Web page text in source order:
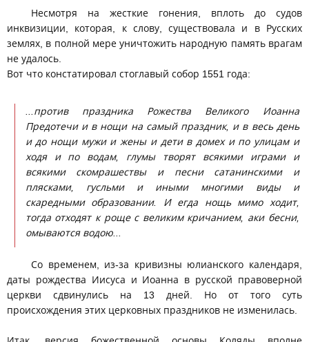
Несмотря на жесткие гонения, вплоть до судов
инквизиции, которая, к слову, существовала и в Русских
землях, в полной мере уничтожить народную память врагам
не удалось.
Вот что констатировал стоглавый собор 1551 года:
...против праздника Рожества Великого Иоанна
Предотечи и в нощи на самый праздник, и в весь день
и до нощи мужи и жены и дети в домех и по улицам и
ходя и по водам, глумы творят всякими играми и
всякими скомрашествы и песни сатанинскими и
плясками, гусльми и иными многими виды и
скаредными образовании. И егда нощь мимо ходит,
тогда отходят к роще с великим кричанием, аки бесни,
омываются водою...
Со временем, из-за кривизны юлианского календаря,
даты рождества Иисуса и Иоанна в русской правоверной
церкви сдвинулись на 13 дней. Но от того суть
происхождения этих церковных праздников не изменилась.